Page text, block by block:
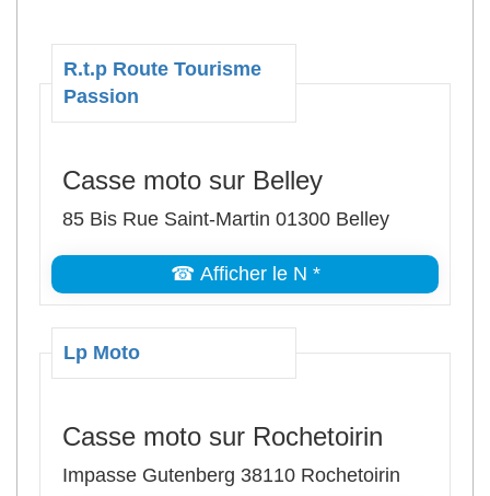
R.t.p Route Tourisme
Passion
Casse moto sur Belley
85 Bis Rue Saint-Martin 01300 Belley
☎ Afficher le N *
Lp Moto
Casse moto sur Rochetoirin
Impasse Gutenberg 38110 Rochetoirin